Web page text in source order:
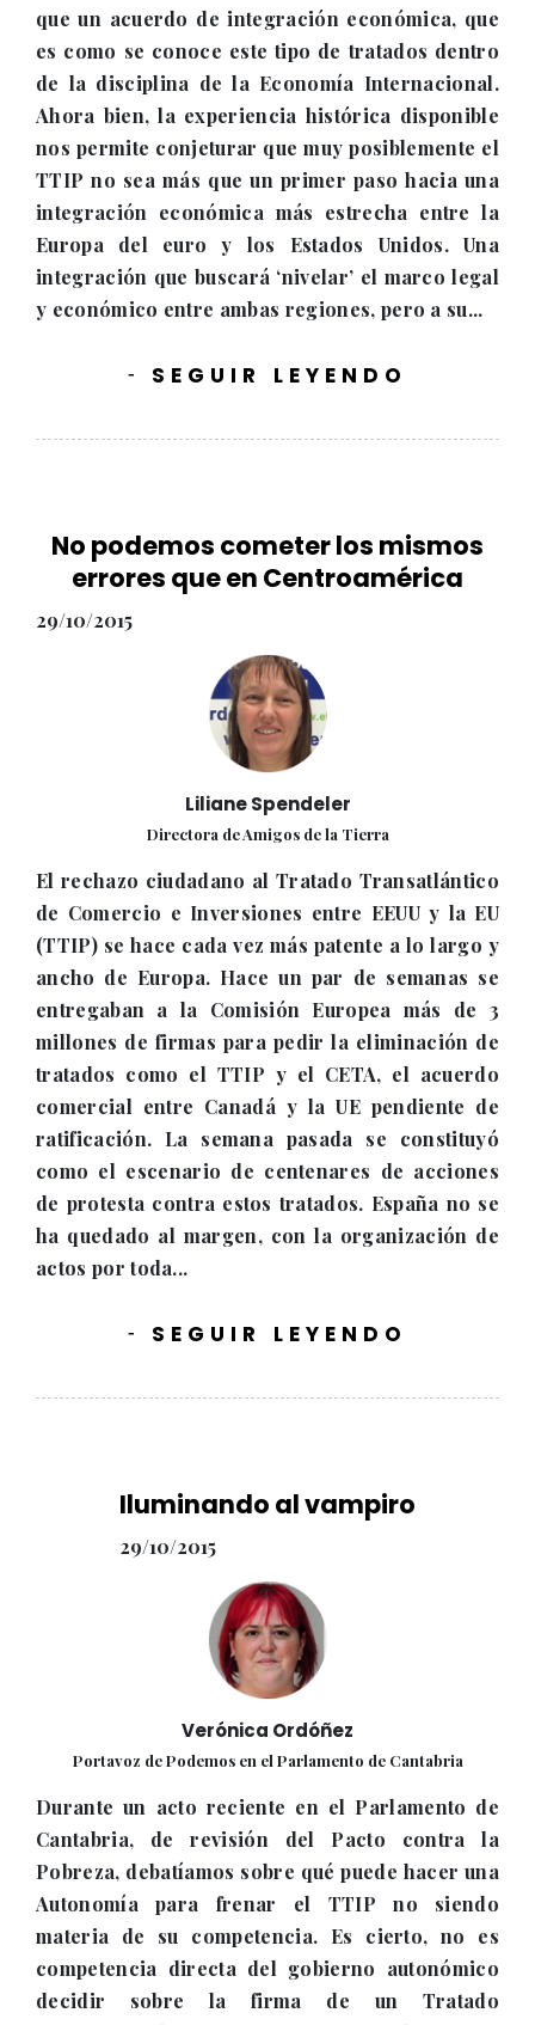
que un acuerdo de integración económica, que
es como se conoce este tipo de tratados dentro
de la disciplina de la Economía Internacional.
Ahora bien, la experiencia histórica disponible
nos permite conjeturar que muy posiblemente el
TTIP no sea más que un primer paso hacia una
integración económica más estrecha entre la
Europa del euro y los Estados Unidos. Una
integración que buscará ‘nivelar’ el marco legal
y económico entre ambas regiones, pero a su...
- SEGUIR LEYENDO
No podemos cometer los mismos
errores que en Centroamérica
29/10/2015
Liliane Spendeler
Directora de Amigos de la Tierra
El rechazo ciudadano al Tratado Transatlántico
de Comercio e Inversiones entre EEUU y la EU
(TTIP) se hace cada vez más patente a lo largo y
ancho de Europa. Hace un par de semanas se
entregaban a la Comisión Europea más de 3
millones de firmas para pedir la eliminación de
tratados como el TTIP y el CETA, el acuerdo
comercial entre Canadá y la UE pendiente de
ratificación. La semana pasada se constituyó
como el escenario de centenares de acciones
de protesta contra estos tratados. España no se
ha quedado al margen, con la organización de
actos por toda...
- SEGUIR LEYENDO
Iluminando al vampiro
29/10/2015
Verónica Ordóñez
Portavoz de Podemos en el Parlamento de Cantabria
Durante un acto reciente en el Parlamento de
Cantabria, de revisión del Pacto contra la
Pobreza, debatíamos sobre qué puede hacer una
Autonomía para frenar el TTIP no siendo
materia de su competencia. Es cierto, no es
competencia directa del gobierno autonómico
decidir sobre la firma de un Tratado